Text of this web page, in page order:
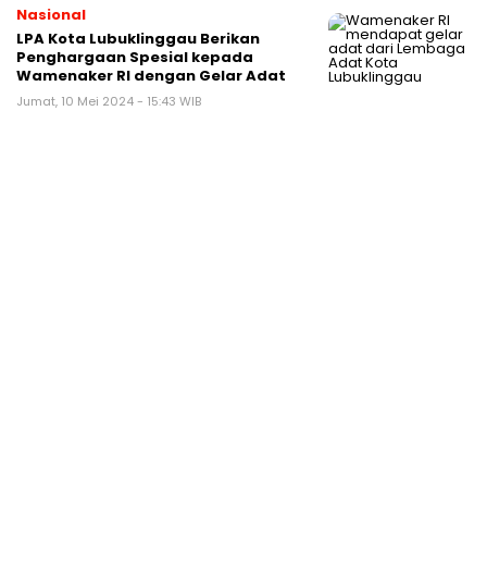
Nasional
LPA Kota Lubuklinggau Berikan
Penghargaan Spesial kepada
Wamenaker RI dengan Gelar Adat
Jumat, 10 Mei 2024 - 15:43 WIB